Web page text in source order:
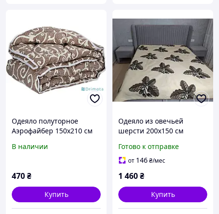
Одеяло полуторное
Аэрофайбер 150х210 см
В наличии
470₴
Купить
Одеяло из овечьей
шерсти 200x150 см
полуторное одеяло с
дубовым листом,
Готово к отправке
от 146₴/мес
1 460₴
Купить